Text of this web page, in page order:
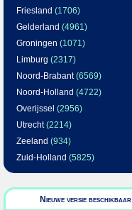
Friesland (1706)
Gelderland (4961)
Groningen (1071)
Limburg (2317)
Noord-Brabant(6569)
Noord-Holland (4722)
Overijssel (2956)
Utrecht(2214)
Zeeland (934)
Zuid-Holland (5825)
Nieuwe versie beschikbaar